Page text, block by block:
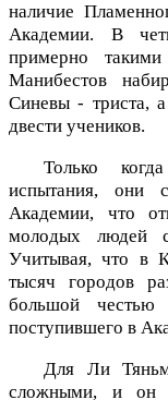
наличие
Академии. В
примерно
Манибестов
Синевы - триста,
двести учеников.
Только
испытания, они
Академии, что
молодых людей
Учитывая, что в
тысяч городов
большой честью
поступившего в
Для Ли
сложными, и он